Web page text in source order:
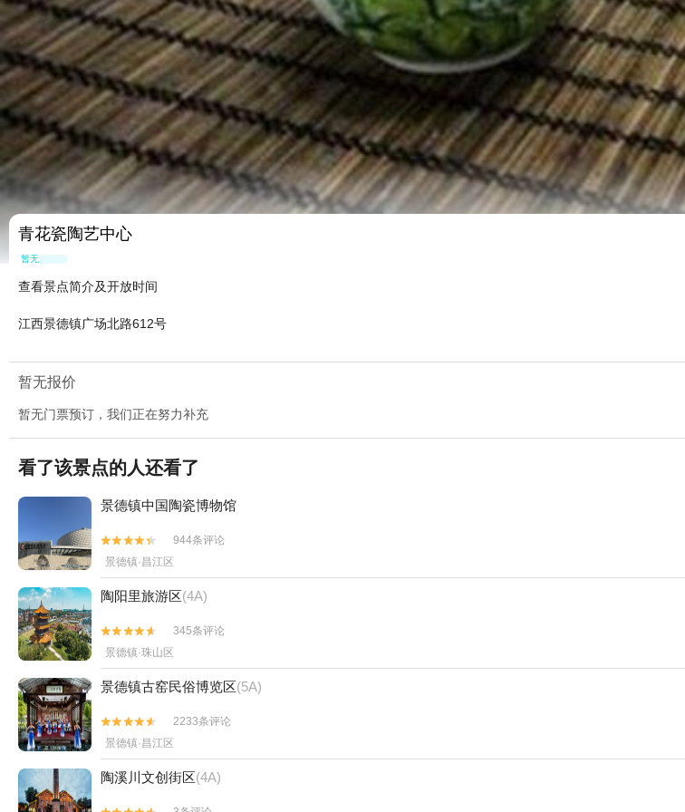
青花瓷陶艺中心
暂无点评
查看景点简介及开放时间
江西景德镇广场北路612号
暂无报价
暂无门票预订，我们正在努力补充
看了该景点的人还看了
景德镇中国陶瓷博物馆


944条评论
景德镇·昌江区
陶阳里旅游区(4A)


345条评论
景德镇·珠山区
景德镇古窑民俗博览区(5A)


2233条评论
景德镇·昌江区
陶溪川文创街区(4A)